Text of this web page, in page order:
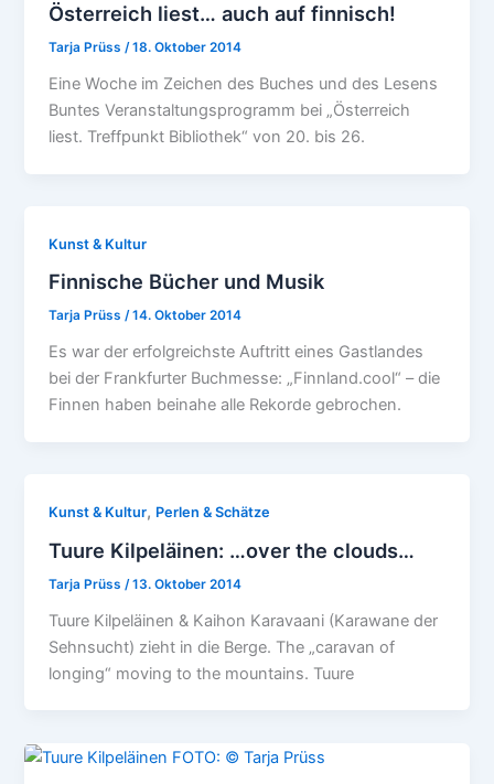
Österreich liest… auch auf finnisch!
Tarja Prüss/18. Oktober 2014
Eine Woche im Zeichen des Buches und des Lesens
Buntes Veranstaltungsprogramm bei „Österreich
liest. Treffpunkt Bibliothek“ von 20. bis 26.
Kunst & Kultur
Finnische Bücher und Musik
Tarja Prüss/14. Oktober 2014
Es war der erfolgreichste Auftritt eines Gastlandes
bei der Frankfurter Buchmesse: „Finnland.cool“ – die
Finnen haben beinahe alle Rekorde gebrochen.
Kunst & Kultur, Perlen & Schätze
Tuure Kilpeläinen: …over the clouds…
Tarja Prüss /13. Oktober 2014
Tuure Kilpeläinen & Kaihon Karavaani (Karawane der
Sehnsucht) zieht in die Berge. The „caravan of
longing“ moving to the mountains. Tuure